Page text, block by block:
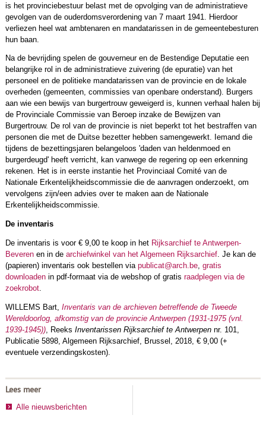
is het provinciebestuur belast met de opvolging van de administratieve
gevolgen van de ouderdomsverordening van 7 maart 1941. Hierdoor
verliezen heel wat ambtenaren en mandatarissen in de gemeentebesturen
hun baan.
Na de bevrijding spelen de gouverneur en de Bestendige Deputatie een
belangrijke rol in de administratieve zuivering (de epuratie) van het
personeel en de politieke mandatarissen van de provincie en de lokale
overheden (gemeenten, commissies van openbare onderstand). Burgers
aan wie een bewijs van burgertrouw geweigerd is, kunnen verhaal halen bij
de Provinciale Commissie van Beroep inzake de Bewijzen van
Burgertrouw. De rol van de provincie is niet beperkt tot het bestraffen van
personen die met de Duitse bezetter hebben samengewerkt. Iemand die
tijdens de bezettingsjaren belangeloos 'daden van heldenmoed en
burgerdeugd' heeft verricht, kan vanwege de regering op een erkenning
rekenen. Het is in eerste instantie het Provinciaal Comité van de
Nationale Erkentelijkheidscommissie die de aanvragen onderzoekt, om
vervolgens zijn/een advies over te maken aan de Nationale
Erkentelijkheidscommissie.
De inventaris
De inventaris is voor € 9,00 te koop in het Rijksarchief te Antwerpen-
Beverenen in de archiefwinkel van het Algemeen Rijksarchief. Je kan de
(papieren) inventaris ook bestellen via publicat@arch.be, gratis
downloadenin pdf-formaat via de webshop of gratis raadplegen via de
zoekrobot.
WILLEMS Bart, Inventaris van de archieven betreffende de Tweede
Wereldoorlog, afkomstig van de provincie Antwerpen (1931-1975 (vnl.
1939-1945)), Reeks Inventarissen Rijksarchief te Antwerpennr. 101,
Publicatie 5898, Algemeen Rijksarchief, Brussel, 2018, € 9,00 (+
eventuele verzendingskosten).
Lees meer
Alle nieuwsberichten